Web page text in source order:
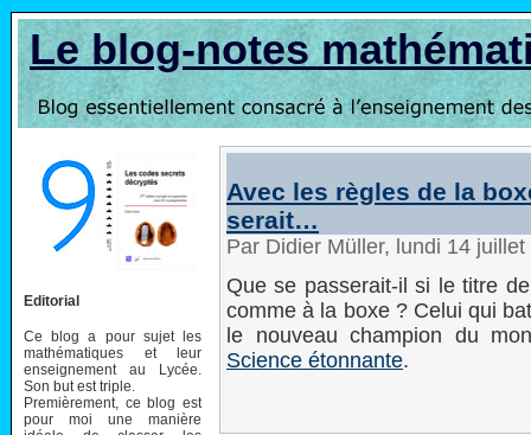
Le blog-notes
Editorial
Ce blog a pour sujet les
mathématiques et leur
enseignement au Lycée.
Son but est triple.
Premièrement, ce blog est
pour moi une manière
Avec les règles de la
serait…
Par Didier Müller, lundi 14
Que se passerait-il si le titre
comme à la boxe ? Celui qui
le nouveau champion du
Science étonnante.